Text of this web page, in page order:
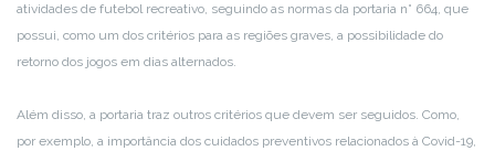
atividades de futebol recreativo, seguindo as normas da portaria n° 664, que
possui, como um dos critérios para as regiões graves, a possibilidade do
retorno dos jogos em dias alternados.
Além disso, a portaria traz outros critérios que devem ser seguidos. Como,
por exemplo, a importância dos cuidados preventivos relacionados à Covid-19,